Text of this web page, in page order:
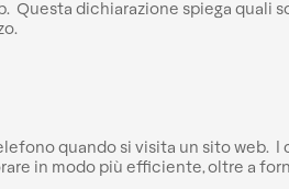
Questa dichiarazione spiega quali
quando si visita un sito web. I
in modo più efficiente, oltre a